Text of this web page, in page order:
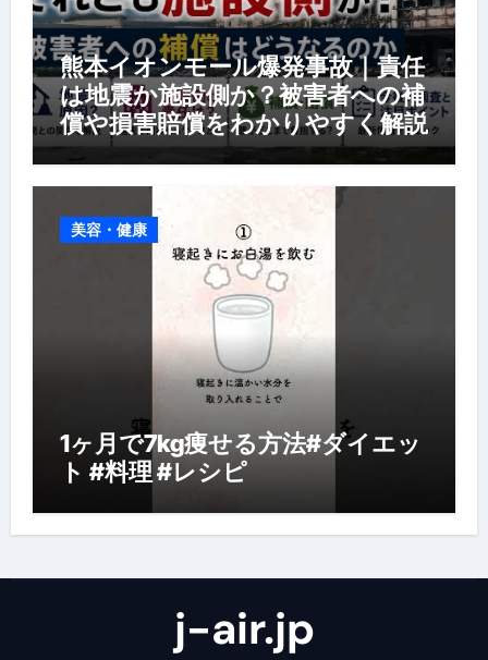
熊本イオンモール爆発事故｜責任
は地震か施設側か？被害者への補
償や損害賠償をわかりやすく解説
美容・健康
1ヶ月で7kg痩せる方法#ダイエッ
ト #料理 #レシピ
j-air.jp